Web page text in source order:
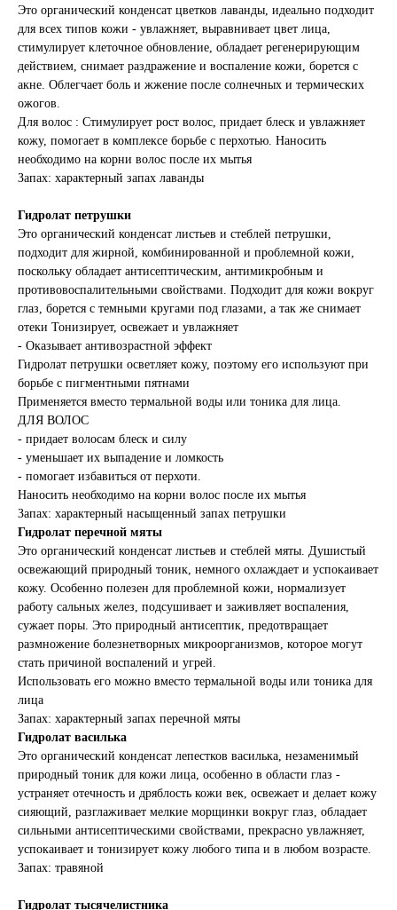
Это органический конденсат цветков лаванды, идеально подходит
для всех типов кожи - увлажняет, выравнивает цвет лица,
стимулирует клеточное обновление, обладает регенерирующим
действием, снимает раздражение и воспаление кожи, борется с
акне. Облегчает боль и жжение после солнечных и термических
ожогов.
Для волос : Стимулирует рост волос, придает блеск и увлажняет
кожу, помогает в комплексе борьбе с перхотью. Наносить
необходимо на корни волос после их мытья
Запах: характерный запах лаванды
Гидролат петрушки
Это органический конденсат листьев и стеблей петрушки,
подходит для жирной, комбинированной и проблемной кожи,
поскольку обладает антисептическим, антимикробным и
противовоспалительными свойствами. Подходит для кожи вокруг
глаз, борется с темными кругами под глазами, а так же снимает
отеки Тонизирует, освежает и увлажняет
- Оказывает антивозрастной эффект
Гидролат петрушки осветляет кожу, поэтому его используют при
борьбе с пигментными пятнами
Применяется вместо термальной воды или тоника для лица.
ДЛЯ ВОЛОС
- придает волосам блеск и силу
- уменьшает их выпадение и ломкость
- помогает избавиться от перхоти.
Наносить необходимо на корни волос после их мытья
Запах: характерный насыщенный запах петрушки
Гидролат перечной мяты
Это органический конденсат листьев и стеблей мяты. Душистый
освежающий природный тоник, немного охлаждает и успокаивает
кожу. Особенно полезен для проблемной кожи, нормализует
работу сальных желез, подсушивает и заживляет воспаления,
сужает поры. Это природный антисептик, предотвращает
размножение болезнетворных микроорганизмов, которое могут
стать причиной воспалений и угрей.
Использовать его можно вместо термальной воды или тоника для
лица
Запах: характерный запах перечной мяты
Гидролат василька
Это органический конденсат лепестков василька, незаменимый
природный тоник для кожи лица, особенно в области глаз -
устраняет отечность и дряблость кожи век, освежает и делает кожу
сияющий, разглаживает мелкие морщинки вокруг глаз, обладает
сильными антисептическими свойствами, прекрасно увлажняет,
успокаивает и тонизирует кожу любого типа и в любом возрасте.
Запах: травяной
Гидролат тысячелистника